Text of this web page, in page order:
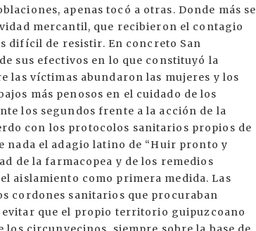
apenas tocó a otras. Donde más se
mercantil, que recibieron el contagio
difícil de resistir. En concreto San
sus efectivos en lo que constituyó la
las víctimas abundaron las mujeres y los
más penosos en el cuidado de los
los segundos frente a la acción de la
con los protocolos sanitarios propios de
nada el adagio latino de “Huir pronto y
de la farmacopea y de los remedios
aislamiento como primera medida. Las
cordones sanitarios que procuraban
que el propio territorio guipuzcoano